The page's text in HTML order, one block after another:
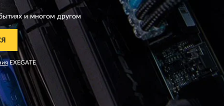
и многом другом
EXEGATE